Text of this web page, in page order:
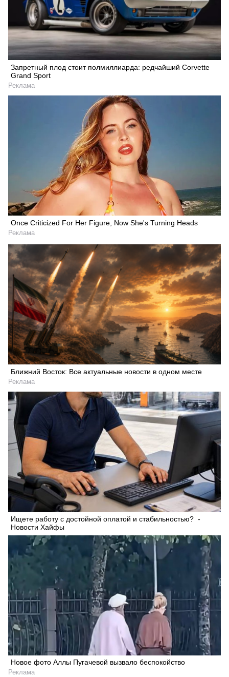
Запретный плод стоит полмиллиарда: редчайший Corvette
Grand Sport
Реклама
Once Criticized For Her Figure, Now She's Turning Heads
Реклама
Ближний Восток: Все актуальные новости в одном месте
Реклама
Ищете работу с достойной оплатой и стабильностью? -
Новости Хайфы
Новое фото Аллы Пугачевой вызвало беспокойство
Реклама